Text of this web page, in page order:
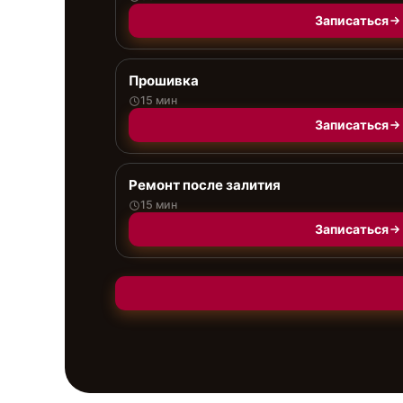
Записаться
Прошивка
15 мин
Записаться
Ремонт после залития
15 мин
Записаться